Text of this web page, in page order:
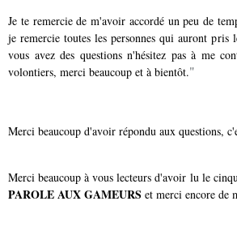
Je te remercie de m'avoir accordé un peu de
je remercie toutes les personnes qui auront
vous avez des questions n'hésitez pas à me
volontiers, merci beaucoup et à bientôt."
Merci beaucoup d'avoir répondu aux questions,
Merci beaucoup à vous lecteurs d'avoir lu le
PAROLE AUX GAMEURS et merci encore de